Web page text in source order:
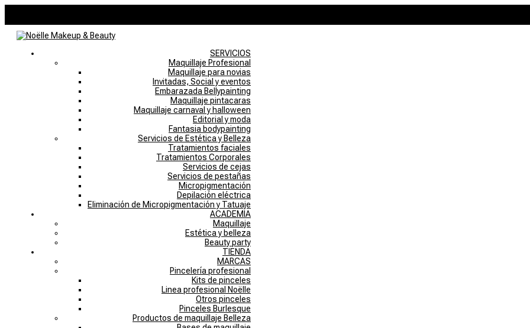
SERVICIOS
Maquillaje Profesional
Maquillaje para novias
Invitadas, Social y eventos
Embarazada Bellypainting
Maquillaje pintacaras
Maquillaje carnaval y halloween
Editorial y moda
Fantasia bodypainting
Servicios de Estética y Belleza
Tratamientos faciales
Tratamientos Corporales
Servicios de cejas
Servicios de pestañas
Micropigmentación
Depilación eléctrica
Eliminación de Micropigmentación y Tatuaje
ACADEMIA
Maquillaje
Estética y belleza
Beauty party
TIENDA
MARCAS
Pincelería profesional
Kits de pinceles
Linea profesional Noëlle
Otros pinceles
Pinceles Burlesque
Productos de maquillaje Belleza